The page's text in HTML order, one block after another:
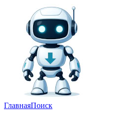
ГлавнаяПоиск